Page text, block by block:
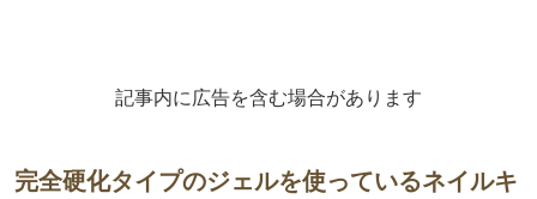
記事内に広告を含む場合があります
完全硬化タイプのジェルを使っているネイルキ